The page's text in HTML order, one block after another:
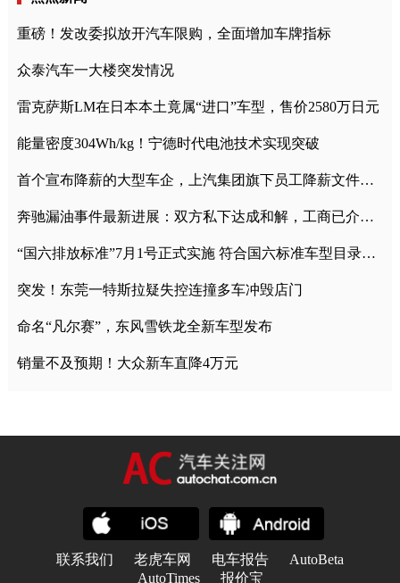
重磅！发改委拟放开汽车限购，全面增加车牌指标
众泰汽车一大楼突发情况
雷克萨斯LM在日本本土竟属“进口”车型，售价2580万日元
能量密度304Wh/kg！宁德时代电池技术实现突破
首个宣布降薪的大型车企，上汽集团旗下员工降薪文件曝光
奔驰漏油事件最新进展：双方私下达成和解，工商已介入调查
“国六排放标准”7月1号正式实施 符合国六标准车型目录一览
突发！东莞一特斯拉疑失控连撞多车冲毁店门
命名“凡尔赛”，东风雪铁龙全新车型发布
销量不及预期！大众新车直降4万元
联系我们 老虎车网 电车报告
AutoBeta
AutoTimes
报价宝